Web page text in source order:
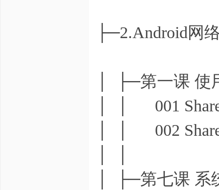
├─2.Android网
│ ├─第一课 使
│ │ 001
│ │ 002
│ ├─第七课 系